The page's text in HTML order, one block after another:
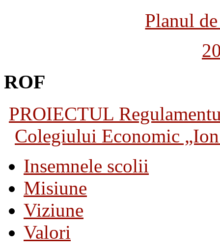
Planul
ROF
PROIECTUL
Colegiului Economic
Insemnele scolii
Misiune
Viziune
Valori